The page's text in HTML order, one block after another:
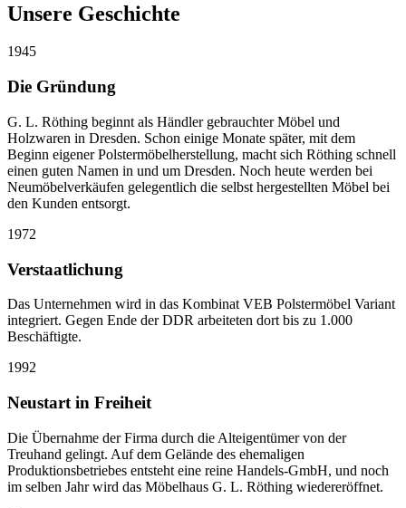
Unsere Geschichte
1945
Die Gründung
G. L. Röthing beginnt als Händler gebrauchter Möbel und
Holzwaren in Dresden. Schon einige Monate später, mit dem
Beginn eigener Polstermöbelherstellung, macht sich Röthing schnell
einen guten Namen in und um Dresden. Noch heute werden bei
Neumöbelverkäufen gelegentlich die selbst hergestellten Möbel bei
den Kunden entsorgt.
1972
Verstaatlichung
Das Unternehmen wird in das Kombinat VEB Polstermöbel Variant
integriert. Gegen Ende der DDR arbeiteten dort bis zu 1.000
Beschäftigte.
1992
Neustart in Freiheit
Die Übernahme der Firma durch die Alteigentümer von der
Treuhand gelingt. Auf dem Gelände des ehemaligen
Produktionsbetriebes entsteht eine reine Handels-GmbH, und noch
im selben Jahr wird das Möbelhaus G. L. Röthing wiedereröffnet.